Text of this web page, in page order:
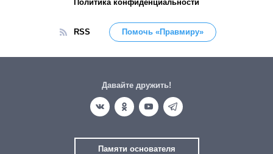
Политика конфиденциальности
RSS Помочь «Правмиру»
Давайте дружить!
Памяти основателя